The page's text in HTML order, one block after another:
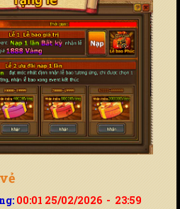
00:01 25/02/2026 - 23:59